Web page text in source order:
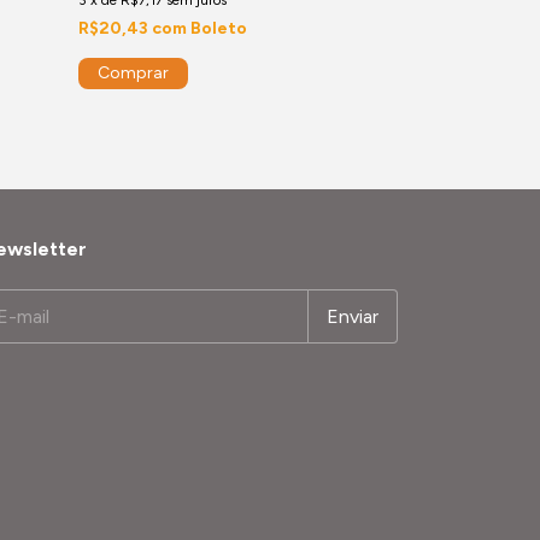
R$20,43 com Boleto